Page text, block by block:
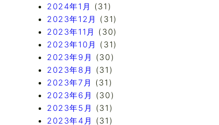
2024年1月 (31)
2023年12月 (31)
2023年11月 (30)
2023年10月 (31)
2023年9月 (30)
2023年8月 (31)
2023年7月 (31)
2023年6月 (30)
2023年5月 (31)
2023年4月 (31)